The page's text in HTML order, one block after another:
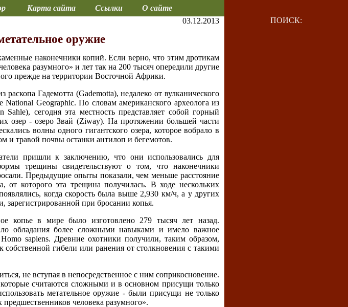
Карта сайта Ссылки
О сайте
03.12.2013
оружие
наконечники копий. Если верно, что этим дротикам
разумного» и лет так на 200 тысяч опередили другие
прежде на территории Восточной Африки.
Гадемотта (Gademotta), недалеко от вулканического
Geographic. По словам американского археолога из
сегодня эта местность представляет собой горный
озер - озеро Звай (Ziway). На протяжении большей части
волны одного гигантского озера, которое вобрало в
и травой почвы останки антилоп и бегемотов.
пришли к заключению, что они использовались для
трещины свидетельствуют о том, что наконечники
Предыдущие опыты показали, чем меньше расстояние
которого эта трещина получилась. В ходе нескольких
когда скорость была выше 2,930 км/ч, а у других
зарегистрированной при бросании копья.
копье в мире было изготовлено 279 тысяч лет назад.
обладания более сложными навыками и имело важное
sapiens. Древние охотники получили, таким образом,
гибели или ранения от столкновения с такими
не вступая в непосредственное с ним соприкосновение.
считаются сложными и в основном присущи только
метательное оружие - были присущи не только
человека разумного».
ПОИСК: